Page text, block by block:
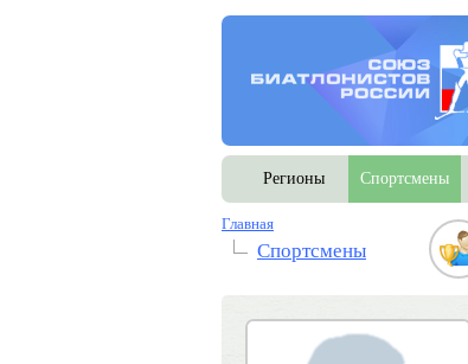
Регионы Спортсмены
Главная
Спортсмены